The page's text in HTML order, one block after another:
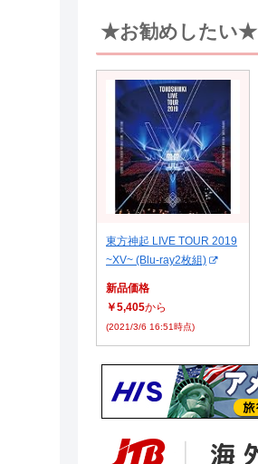
★お勧めしたい★
東方神起 LIVE TOUR 2019
~XV~ (Blu-ray2枚組)
新品価格
￥5,405から
(2021/3/6 16:51時点)